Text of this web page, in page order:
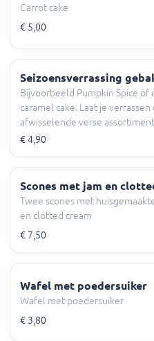
Carrot cake
€ 5,00
Seizoensverrassing
Bijvoorbeeld Pumpkin Spice of
caramel cake. Laat je verrassen
afwisselende verse
€ 4,90
Scones met jam en
Twee scones met
en clotted cream
€ 7,50
Wafel met poedersuiker
Wafel met poedersuiker
€ 3,80